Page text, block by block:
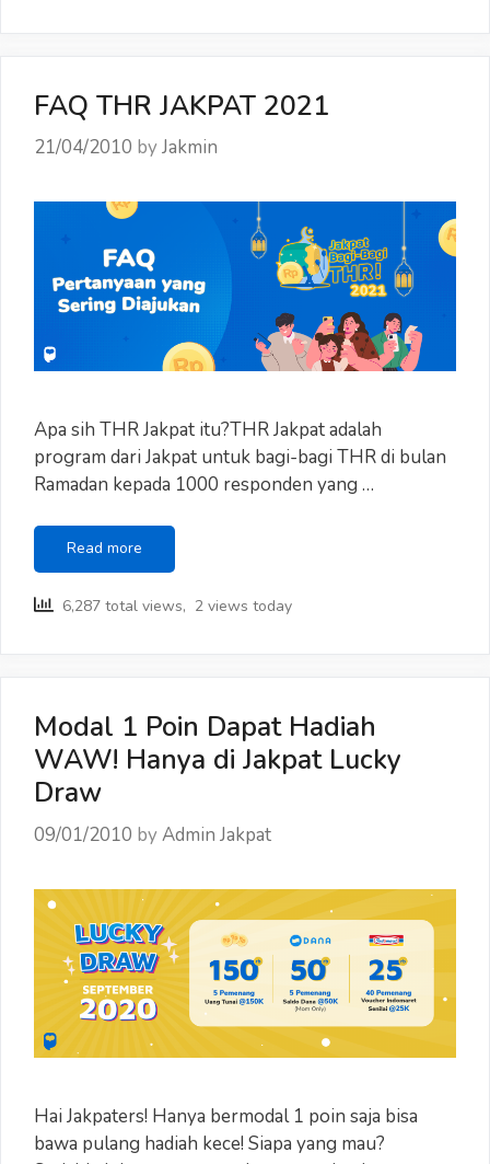
FAQ THR JAKPAT 2021
21/04/2010 byJakmin
Apa sih THR Jakpat itu?THR Jakpat adalah
program dari Jakpat untuk bagi-bagi THR di bulan
Ramadan kepada 1000 responden yang …
Read more
THR
2021
6,287 total views, 2 views today
Modal 1 Poin Dapat Hadiah
WAW! Hanya di Jakpat Lucky
Draw
09/01/2010 byAdmin Jakpat
Hai Jakpaters! Hanya bermodal 1 poin saja bisa
bawa pulang hadiah kece! Siapa yang mau?